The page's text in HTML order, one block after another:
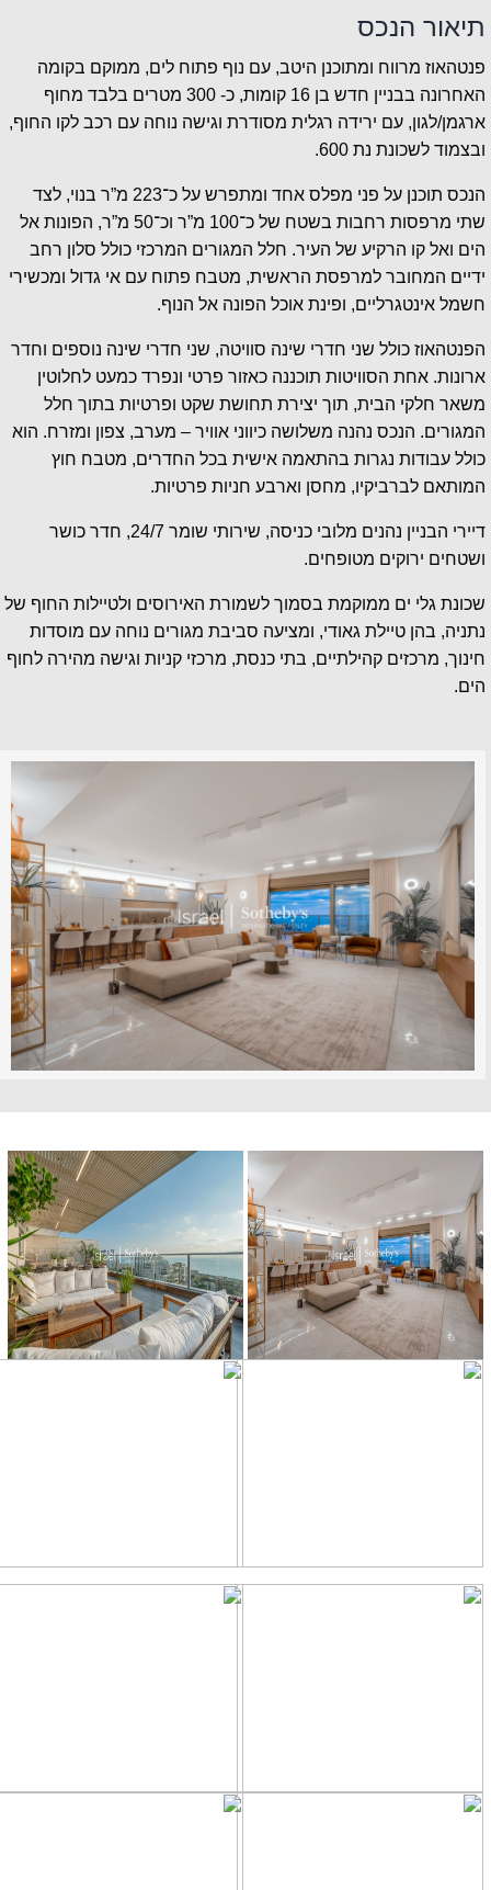
תיאור הנכס
פנטהאוז מרווח ומתוכנן היטב, עם נוף פתוח לים, ממוקם בקומה
האחרונה בבניין חדש בן 16 קומות, כ- 300 מטרים בלבד מחוף
ארגמן/לגון, עם ירידה רגלית מסודרת וגישה נוחה עם רכב לקו החוף,
ובצמוד לשכונת נת 600.
הנכס תוכנן על פני מפלס אחד ומתפרש על כ־223 מ”ר בנוי, לצד
שתי מרפסות רחבות בשטח של כ־100 מ”ר וכ־50 מ”ר, הפונות אל
הים ואל קו הרקיע של העיר. חלל המגורים המרכזי כולל סלון רחב
ידיים המחובר למרפסת הראשית, מטבח פתוח עם אי גדול ומכשירי
חשמל אינטגרליים, ופינת אוכל הפונה אל הנוף.
הפנטהאוז כולל שני חדרי שינה סוויטה, שני חדרי שינה נוספים וחדר
ארונות. אחת הסוויטות תוכננה כאזור פרטי ונפרד כמעט לחלוטין
משאר חלקי הבית, תוך יצירת תחושת שקט ופרטיות בתוך חלל
המגורים. הנכס נהנה משלושה כיווני אוויר – מערב, צפון ומזרח. הוא
כולל עבודות נגרות בהתאמה אישית בכל החדרים, מטבח חוץ
המותאם לברביקיו, מחסן וארבע חניות פרטיות.
דיירי הבניין נהנים מלובי כניסה, שירותי שומר 24/7, חדר כושר
ושטחים ירוקים מטופחים.
שכונת גלי ים ממוקמת בסמוך לשמורת האירוסים ולטיילות החוף של
נתניה, בהן טיילת גאודי, ומציעה סביבת מגורים נוחה עם מוסדות
חינוך, מרכזים קהילתיים, בתי כנסת, מרכזי קניות וגישה מהירה לחוף
הים.